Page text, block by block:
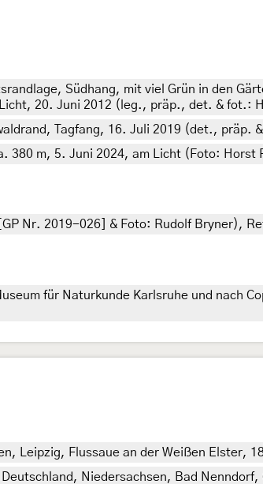
Südhang, mit viel Grün in den
20. Juni 2012 (leg., präp., det. & fot.:
Tagfang, 16. Juli 2019 (det., präp.
m, 5. Juni 2024, am Licht (Foto: Horst
Nr. 2019-026] & Foto: Rudolf Bryner),
für Naturkunde Karlsruhe und nach
Leipzig, Flussaue an der Weißen Elster,
Niedersachsen, Bad